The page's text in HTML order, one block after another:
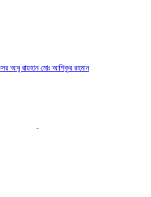
আবু রায়হান মোঃ আশিকুর রহমান